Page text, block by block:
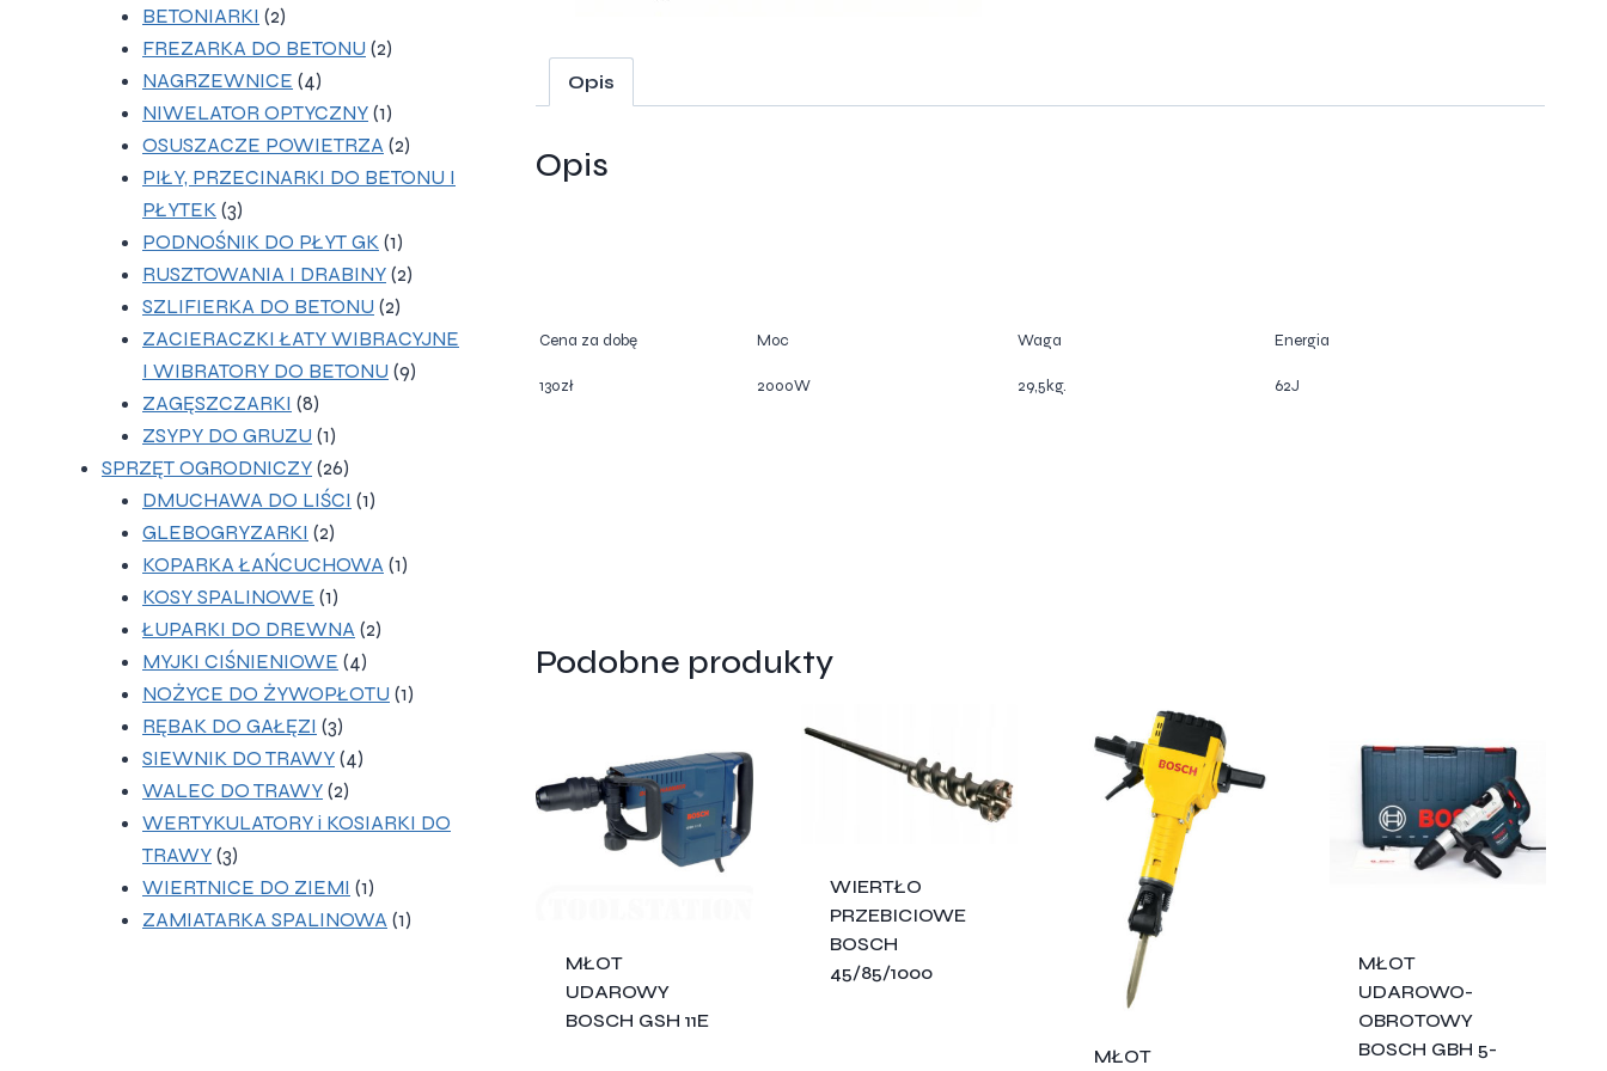
Opis
Opis
Cena za dobę Moc Waga Energia
130zł 2000W 29,5kg. 62J
Podobne produkty
MŁOT
UDAROWY
BOSCH GSH 11E
WIERTŁO
PRZEBICIOWE
BOSCH
45/85/1000
MŁOT
MŁOT
UDAROWO-
OBROTOWY
BOSCH GBH 5-
BETONIARKI 22
produkty
FREZARKA DO BETONU 22
NAGRZEWNICE 44
produkty
NIWELATOR OPTYCZNY 11
produkt
OSUSZACZE POWIETRZA 22
produkty
PIŁY, PRZECINARKI DO BETONU I
PŁYTEK 33
produkty
PODNOŚNIK DO PŁYT GK 11
produkt
RUSZTOWANIA I DRABINY 22
SZLIFIERKA DO BETONU 22
produkty
ZACIERACZKI ŁATY WIBRACYJNE
I WIBRATORY DO BETONU 99
ZAGĘSZCZARKI 88
produktów
ZSYPY DO GRUZU 11
produkt
SPRZĘT OGRODNICZY 2626
produktów
DMUCHAWA DO LIŚCI 11
GLEBOGRYZARKI 22
produkty
KOPARKA ŁAŃCUCHOWA 11
KOSY SPALINOWE 11
produkt
ŁUPARKI DO DREWNA 22
MYJKI CIŚNIENIOWE 44
produkty
NOŻYCE DO ŻYWOPŁOTU 11
RĘBAK DO GAŁĘZI 33
produkty
SIEWNIK DO TRAWY 44
WALEC DO TRAWY 22
produkty
WERTYKULATORY i KOSIARKI DO
TRAWY 33
produkty
WIERTNICE DO ZIEMI 11
produkt
ZAMIATARKA SPALINOWA 11